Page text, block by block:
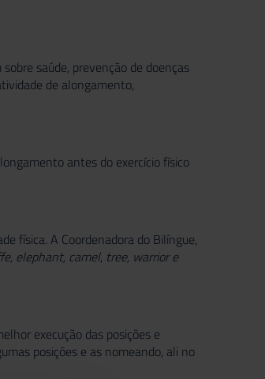
saúde, prevenção de doenças
de alongamento,
antes do exercício físico
física. A Coordenadora do Bilíngue,
elephant, camel, tree, warrior e
execução das posições e
posições e as nomeando, ali no